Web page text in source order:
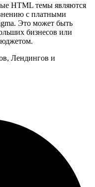
HTML темы являются
с платными
Это может быть
бизнесов или
Лендингов и